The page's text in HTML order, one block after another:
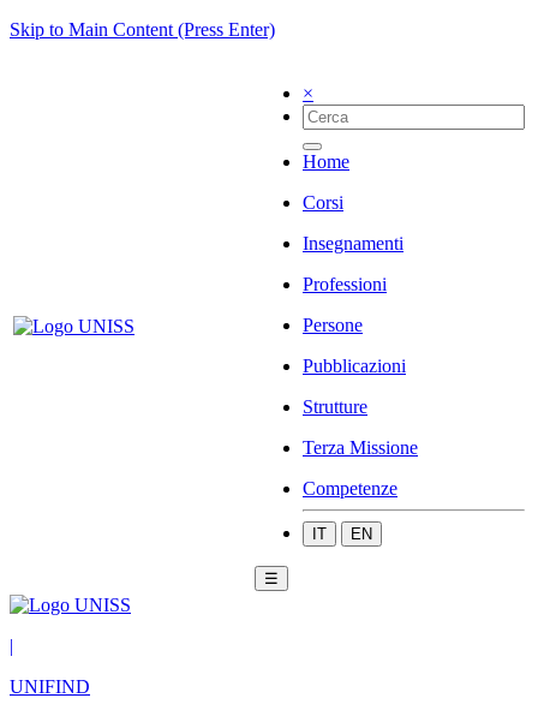
Skip to Main Content (Press Enter)
×
Home
Corsi
Insegnamenti
Professioni
Persone
Pubblicazioni
Strutture
Terza Missione
Competenze
IT EN
☰
|
UNIFIND